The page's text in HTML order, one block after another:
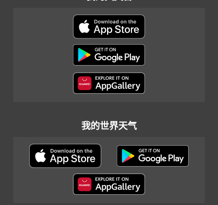
我的世界天气